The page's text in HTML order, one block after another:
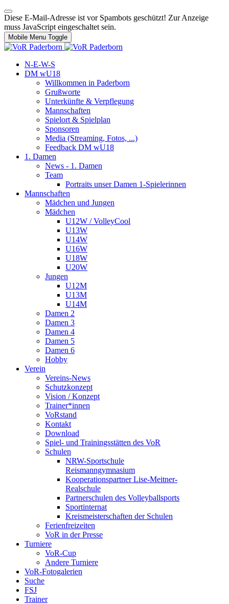
Diese E-Mail-Adresse ist vor Spambots geschützt! Zur Anzeige
muss JavaScript eingeschaltet sein.
Mobile Menu Toggle
N-E-W-S
DM wU18
Willkommen in Paderborn
Grußworte
Unterkünfte & Verpflegung
Mannschaften
Spielort & Spielplan
Sponsoren
Media (Streaming, Fotos, ...)
Feedback DM wU18
1. Damen
News - 1. Damen
Team
Portraits unser Damen 1-Spielerinnen
Mannschaften
Mädchen und Jungen
Mädchen
U12W / VolleyCool
U13W
U14W
U16W
U18W
U20W
Jungen
U12M
U13M
U14M
Damen 2
Damen 3
Damen 4
Damen 5
Damen 6
Hobby
Verein
Vereins-News
Schutzkonzept
Vision / Konzept
Trainer*innen
VoRstand
Kontakt
Download
Spiel- und Trainingsstätten des VoR
Schulen
NRW-Sportschule
Reismanngymnasium
Kooperationspartner Lise-Meitner-
Realschule
Partnerschulen des Volleyballsports
Sportinternat
Kreismeisterschaften der Schulen
Ferienfreizeiten
VoR in der Presse
Turniere
VoR-Cup
Andere Turniere
VoR-Fotogalerien
Suche
FSJ
Trainer